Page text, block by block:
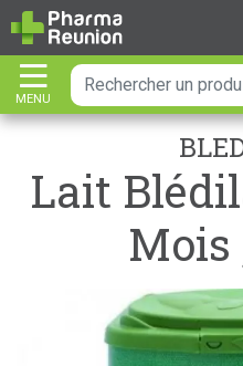
MENU
AFFICHER LA NAVIGATION
Lait
Mois